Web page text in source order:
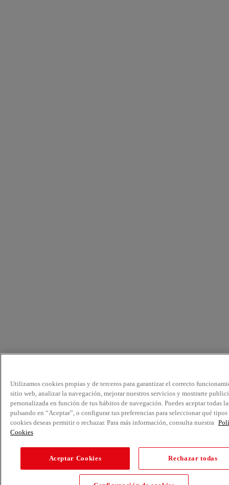
Utilizamos cookies propias y de terceros para garantizar el correcto
sitio web, analizar la navegación, mejorar nuestros servicios y mostrarte
personalizada en función de tus hábitos de navegación. Puedes aceptar todas
pulsando en “Aceptar”, o configurar tus preferencias para seleccionar qué tipos
cookies deseas permitir o rechazar. Para más información, consulta nuestra
Cookies
Aceptar Cookies Rechazar todas